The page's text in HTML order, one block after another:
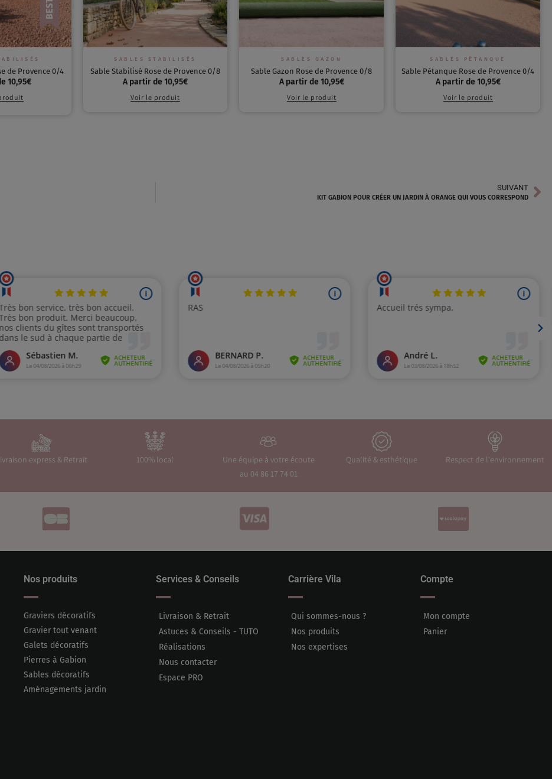
de Provence 0/4
10,95€
SABLES STABILISÉS
Sable Stabilisé Rose de Provence 0/8
A partir de 10,95€
Voir le produit
SABLES GAZON
Sable Gazon Rose de Provence 0/8
A partir de 10,95€
Voir le produit
SABLES PÉTANQUE
Sable Pétanque Rose de Provence 0/4
A partir de 10,95€
Voir le produit
SUIVANT
KIT GABION POUR CRÉER UN JARDIN À ORANGE QUI VOUS CORRESPOND
express & Retrait 100% local
Une équipe à votre écoute
au 04 86 17 74 01
Qualité & esthétique Respect de l'environnement
Nos produits
Graviers décoratifs
Gravier tout venant
Galets décoratifs
Pierres à Gabion
Sables décoratifs
Aménagements jardin
Services & Conseils
Livraison & Retrait
Astuces & Conseils - TUTO
Réalisations
Nous contacter
Espace PRO
Carrière Vila
Qui sommes-nous ?
Nos produits
Nos expertises
Compte
Mon compte
Panier